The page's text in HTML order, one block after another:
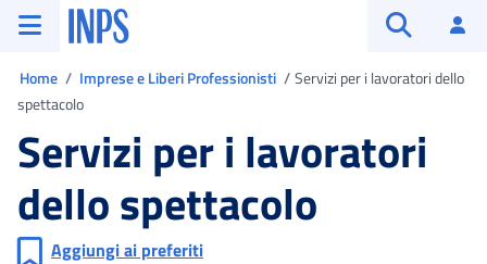
Vai al menu principale
Vai al contenuto principale
Vai al pie' di pagina
INPS ()
Home Imprese e Liberi Professionisti
Servizi per i lavoratori dello
spettacolo
Servizi per i lavoratori
dello spettacolo
Aggiungi ai preferiti